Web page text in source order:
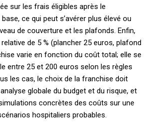
sur les frais éligibles après le
ce qui peut s’avérer plus élevé ou
de couverture et les plafonds. Enfin,
de 5 % (plancher 25 euros, plafond
varie en fonction du coût total; elle se
entre 25 et 200 euros selon les règles
les cas, le choix de la franchise doit
globale du budget et du risque, et
concrètes des coûts sur une
hospitaliers probables.